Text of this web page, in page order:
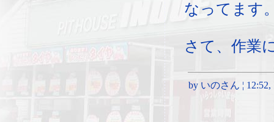
なってます
さて、作業
by いのさん ¦ 12:52,